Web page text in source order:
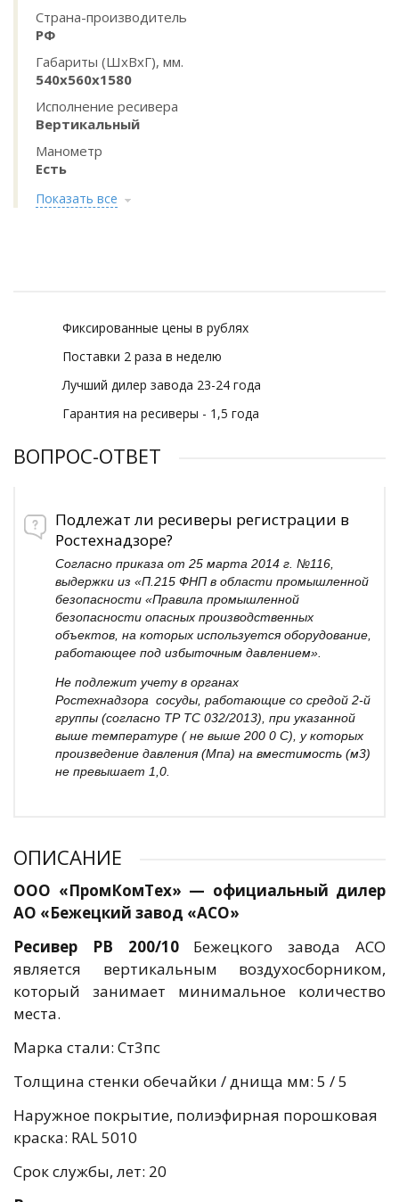
Страна-производитель
РФ
Габариты (ШхВхГ), мм.
540х560х1580
Исполнение ресивера
Вертикальный
Манометр
Есть
Показать все
Фиксированные цены в рублях
Поставки 2 раза в неделю
Лучший дилер завода 23-24 года
Гарантия на ресиверы - 1,5 года
ВОПРОС-ОТВЕТ
Подлежат ли ресиверы регистрации в
Ростехнадзоре?
Согласно приказа от 25 марта 2014 г. №116,
выдержки из «П.215 ФНП в области промышленной
безопасности «Правила промышленной
безопасности опасных производственных
объектов, на которых используется оборудование,
работающее под избыточным давлением».
Не подлежит учету в органах
Ростехнадзора сосуды, работающие со средой 2-й
группы (согласно ТР ТС 032/2013), при указанной
выше температуре ( не выше 200 0 С), у которых
произведение давления (Мпа) на вместимость (м3)
не превышает 1,0.
ОПИСАНИЕ
ООО «ПромКомТех» — официальный дилер
АО «Бежецкий завод «АСО»
Ресивер РВ 200/10Бежецкого завода АСО
является вертикальным воздухосборником,
который занимает минимальное количество
места.
Марка стали: Ст3пс
Толщина стенки обечайки / днища мм: 5 / 5
Наружное покрытие, полиэфирная порошковая
краска: RAL 5010
Срок службы, лет: 20